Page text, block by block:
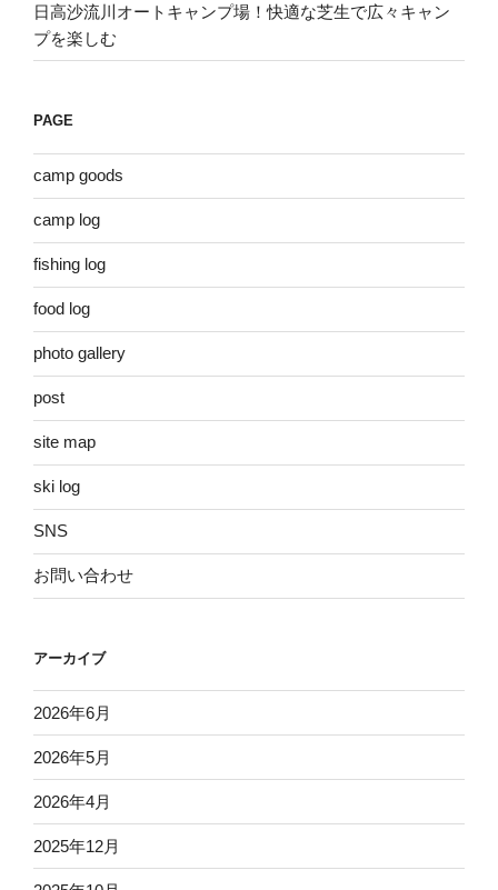
日高沙流川オートキャンプ場！快適な芝生で広々キャン
プを楽しむ
PAGE
camp goods
camp log
fishing log
food log
photo gallery
post
site map
ski log
SNS
お問い合わせ
アーカイブ
2026年6月
2026年5月
2026年4月
2025年12月